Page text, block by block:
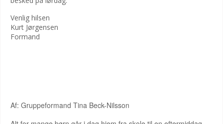
Venlig hilsen
Kurt Jørgensen
Formand
Af: Gruppeformand Tina Beck-Nilsson